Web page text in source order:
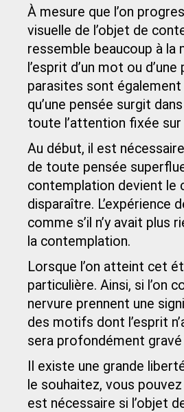
À mesure que l’on
visuelle de l’objet de
ressemble beaucoup à la
l’esprit d’un mot ou
parasites sont
qu’une pensée surgit
toute l’attention fixée
Au début, il est
de toute pensée
contemplation devient le
disparaître. L’expérience
comme s’il n’y avait plus
la contemplation.
Lorsque l’on atteint cet
particulière. Ainsi, si l’on
nervure prennent une
des motifs dont l’esprit
sera profondément gravé
Il existe une grande
le souhaitez, vous
est nécessaire si l’objet